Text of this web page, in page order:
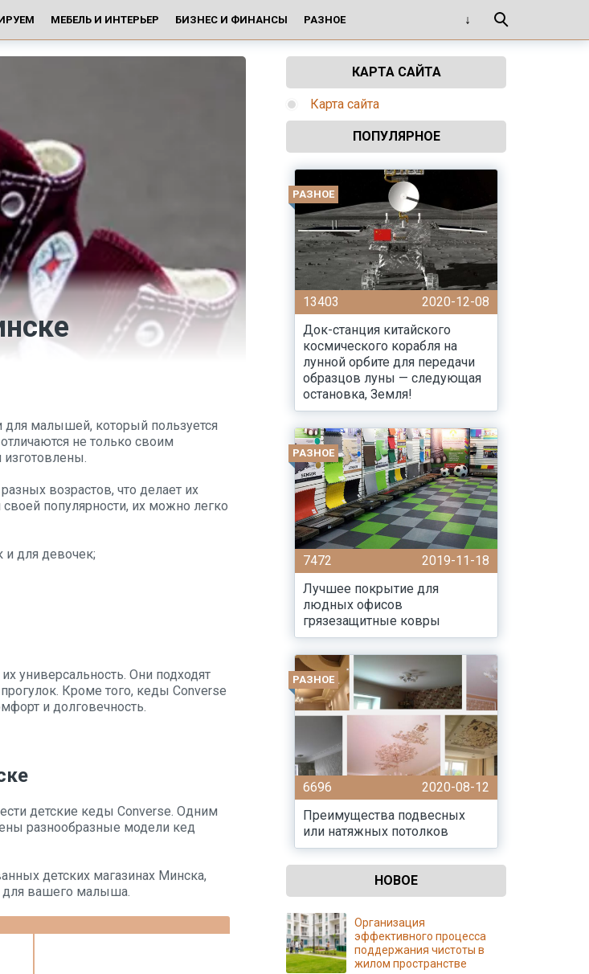
МЕБЕЛЬ И ИНТЕРЬЕР БИЗНЕС И ФИНАНСЫ РАЗНОЕ
малышей, который пользуется
не только своим
возрастов, что делает их
популярности, их можно легко
и для девочек;
универсальность. Они подходят
Кроме того, кеды Converse
и долговечность.
детские кеды Converse. Одним
разнообразные модели кед
детских магазинах Минска,
для вашего малыша.
КАРТА САЙТА
Карта сайта
ПОПУЛЯРНОЕ
РАЗНОЕ
13403
2020-12-08
Док-станция китайского
космического корабля на
лунной орбите для передачи
образцов луны — следующая
остановка, Земля!
РАЗНОЕ
7472
2019-11-18
Лучшее покрытие для
людных офисов
грязезащитные ковры
РАЗНОЕ
6696
2020-08-12
Преимущества подвесных
или натяжных потолков
НОВОЕ
Организация
эффективного процесса
поддержания чистоты в
жилом пространстве